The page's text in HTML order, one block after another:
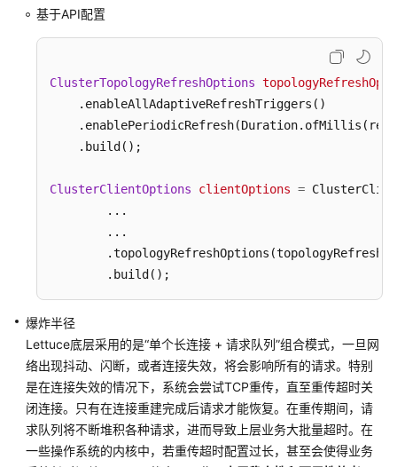
GeminiDB
过
内
网
连
GeminiDB
接
GeminiDB
Redis
通
过
基于API配置
ClusterTopologyRefreshOptions
    .enableAllAdaptiveRefreshTriggers()
    .build();
ClusterClientOptions clientOptions =
        ...
        ...
        .build();
爆炸半径
Lettuce底层采用的是“单个长连接 + 请求队列”组合模式，一旦网
络出现抖动、闪断，或者连接失效，将会影响所有的请求。特别
是在连接失效的情况下，系统会尝试TCP重传，直至重传超时关
闭连接。只有在连接重建完成后请求才能恢复。在重传期间，请
求队列将不断堆积各种请求，进而导致上层业务大批量超时。在
一些操作系统的内核中，若重传超时配置过长，甚至会使得业务